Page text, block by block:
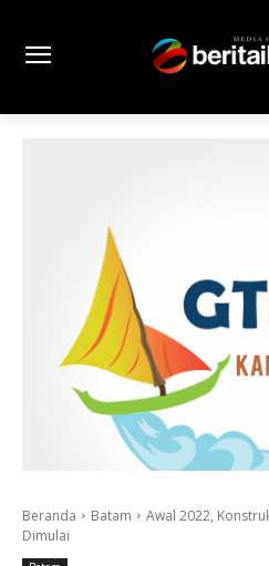
Beranda Batam
Awal 2022,
Dimulai